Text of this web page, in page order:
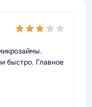
быстро. Главное